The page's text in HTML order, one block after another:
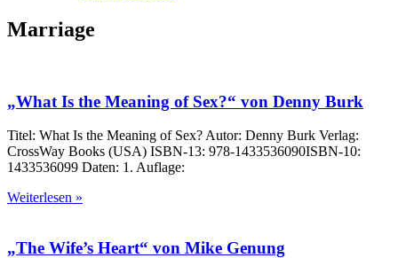
Marriage
„What Is the Meaning of Sex?“ von Denny Burk
Titel: What Is the Meaning of Sex? Autor: Denny Burk Verlag:
CrossWay Books (USA) ISBN-13: 978-1433536090ISBN-10:
1433536099 Daten: 1. Auflage:
Weiterlesen »
„The Wife’s Heart“ von Mike Genung